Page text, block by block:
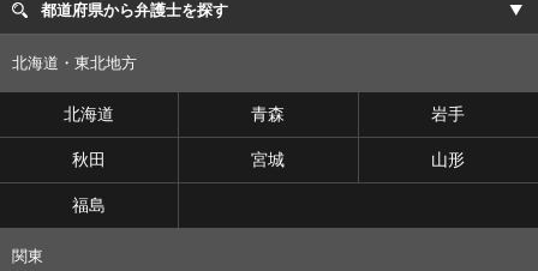
都道府県から弁護士を探す
北海道・東北地方
北海道 青森 岩手
秋田 宮城 山形
福島
関東